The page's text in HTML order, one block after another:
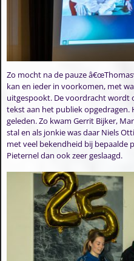
Zo mocht na de pauze
kan en ieder in voorkomen, met
uitgespookt. De voordracht wordt
tekst aan het publiek opgedragen.
geleden. Zo kwam Gerrit Bijker,
stal en als jonkie was daar Niels
met veel bekendheid bij bepaalde
Pieternel dan ook zeer geslaagd.